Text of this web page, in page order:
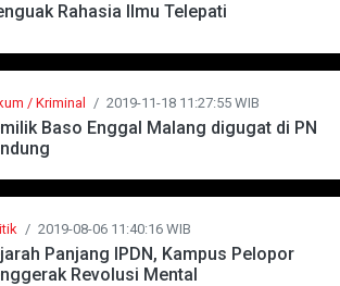
Rahasia Ilmu Telepati
/ Kriminal / 2019-11-18 11:27:55 WIB
Baso Enggal Malang digugat di PN
/ 2019-08-06 11:40:16 WIB
Panjang IPDN, Kampus Pelopor
Revolusi Mental